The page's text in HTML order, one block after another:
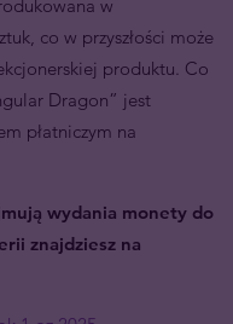
w
co w przyszłości może
produktu. Co
Dragon” jest
płatniczym na
wydania monety do
znajdziesz na